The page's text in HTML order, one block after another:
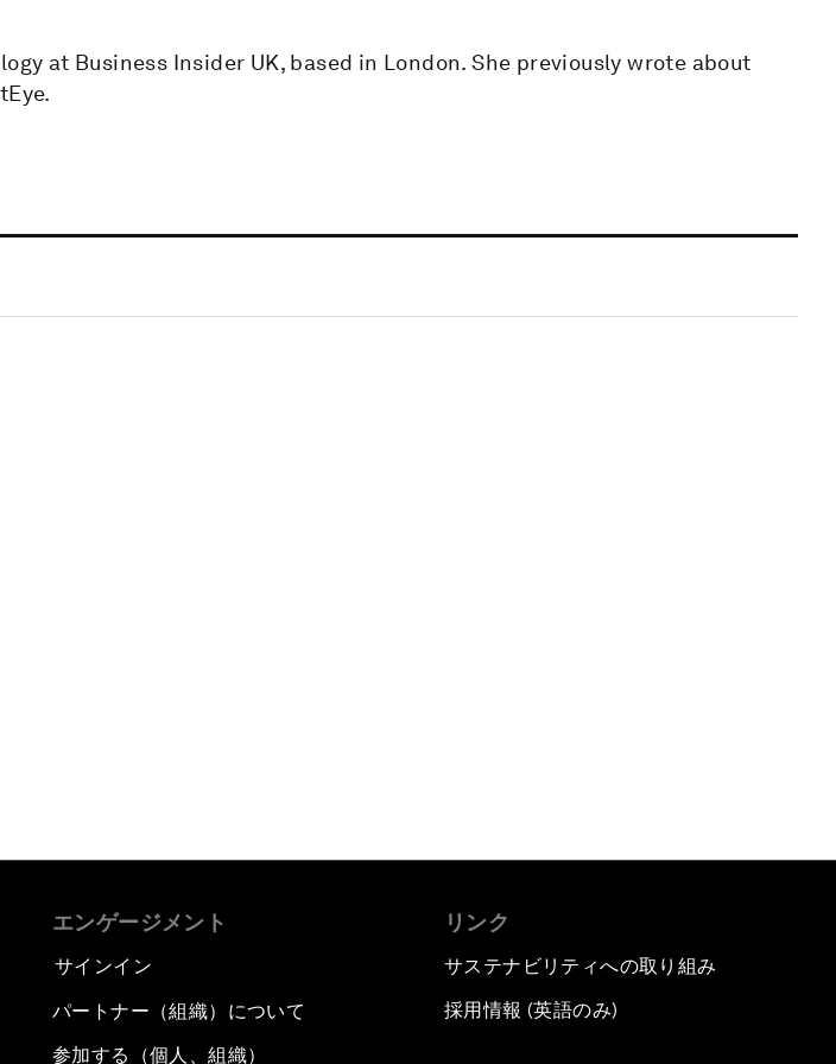
at Business Insider UK, based in London. She previously wrote about
エンゲージメント
サインイン
パートナー（組織）について
参加する（個人、組織）
リンク
サステナビリティへの取り組み
採用情報 (英語のみ)